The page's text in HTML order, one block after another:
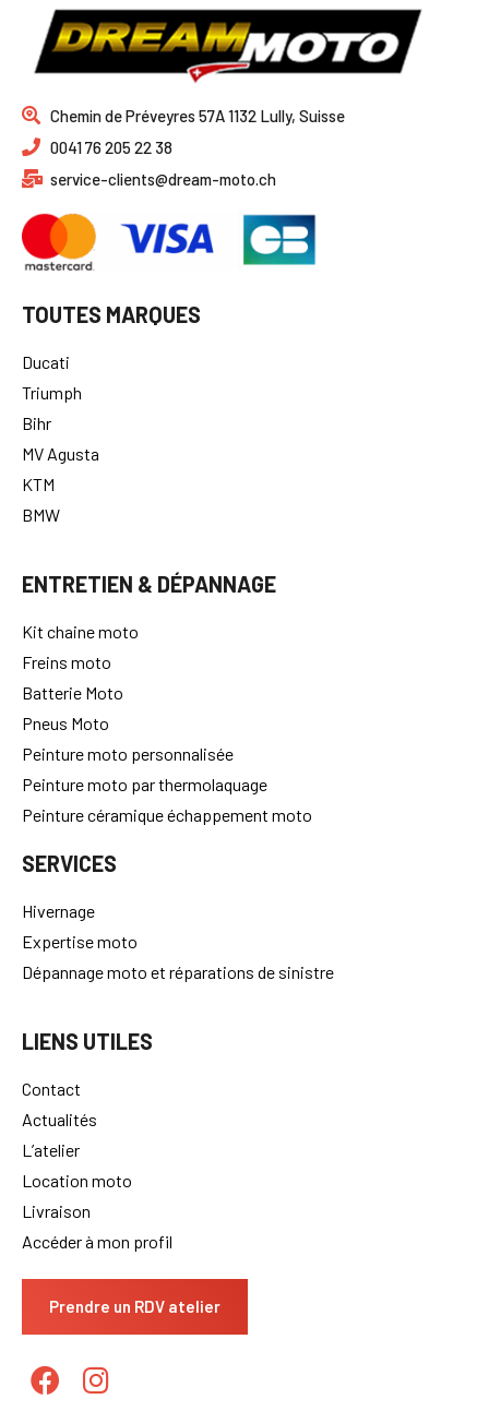
Chemin de Préveyres 57A 1132 Lully, Suisse
0041 76 205 22 38
service-clients@dream-moto.ch
TOUTES MARQUES
Ducati
Triumph
Bihr
MV Agusta
KTM
BMW
ENTRETIEN & DÉPANNAGE
Kit chaine moto
Freins moto
Batterie Moto
Pneus Moto
Peinture moto personnalisée
Peinture moto par thermolaquage
Peinture céramique échappement moto
SERVICES
Hivernage
Expertise moto
Dépannage moto et réparations de sinistre
LIENS UTILES
Contact
Actualités
L’atelier
Location moto
Livraison
Accéder à mon profil
Prendre un RDV atelier